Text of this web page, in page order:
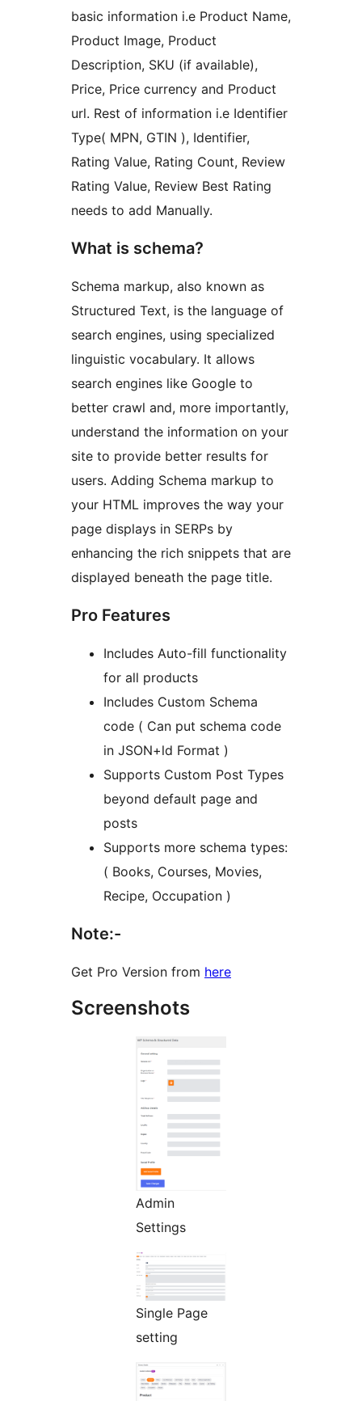
basic information i.e Product Name,
Product Image, Product
Description, SKU (if available),
Price, Price currency and Product
url. Rest of information i.e Identifier
Type( MPN, GTIN ), Identifier,
Rating Value, Rating Count, Review
Rating Value, Review Best Rating
needs to add Manually.
What is schema?
Schema markup, also known as
Structured Text, is the language of
search engines, using specialized
linguistic vocabulary. It allows
search engines like Google to
better crawl and, more importantly,
understand the information on your
site to provide better results for
users. Adding Schema markup to
your HTML improves the way your
page displays in SERPs by
enhancing the rich snippets that are
displayed beneath the page title.
Pro Features
Includes Auto-fill functionality
for all products
Includes Custom Schema
code ( Can put schema code
in JSON+ld Format )
Supports Custom Post Types
beyond default page and
posts
Supports more schema types:
( Books, Courses, Movies,
Recipe, Occupation )
Note:-
Get Pro Version from here
Screenshots
Admin
Settings
Single Page
setting